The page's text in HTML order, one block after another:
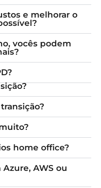
e melhorar o
vocês podem
home office?
AWS ou